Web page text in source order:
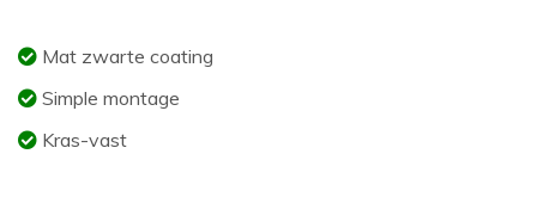
Mat zwarte coating
Simple montage
Kras-vast